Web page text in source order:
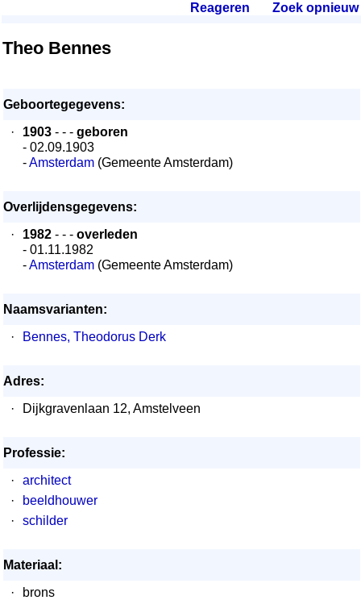
Reageren Zoek opnieuw.
Theo Bennes
Geboortegegevens:
·
1903 - - - geboren
- 02.09.1903
-Amsterdam (Gemeente Amsterdam)
Overlijdensgegevens:
·
1982 - - - overleden
- 01.11.1982
-Amsterdam (Gemeente Amsterdam)
Naamsvarianten:
·
Bennes, Theodorus Derk
Adres:
·
Dijkgravenlaan 12, Amstelveen
Professie:
·
architect
·
beeldhouwer
·
schilder
Materiaal:
·
brons